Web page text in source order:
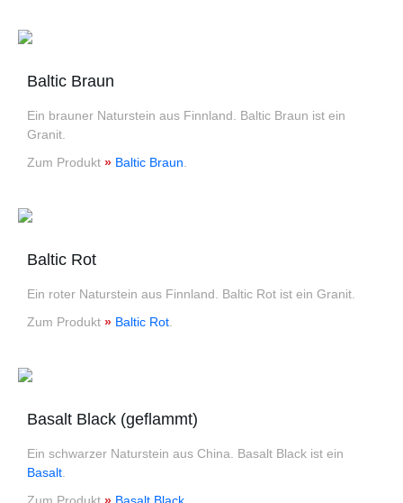
Baltic Braun
Ein brauner Naturstein aus Finnland. Baltic Braun ist ein
Granit.
Zum Produkt » Baltic Braun
Baltic Rot
Ein roter Naturstein aus Finnland. Baltic Rot ist ein Granit.
Zum Produkt » Baltic Rot
Basalt Black (geflammt)
Ein schwarzer Naturstein aus China. Basalt Black ist ein
Basalt